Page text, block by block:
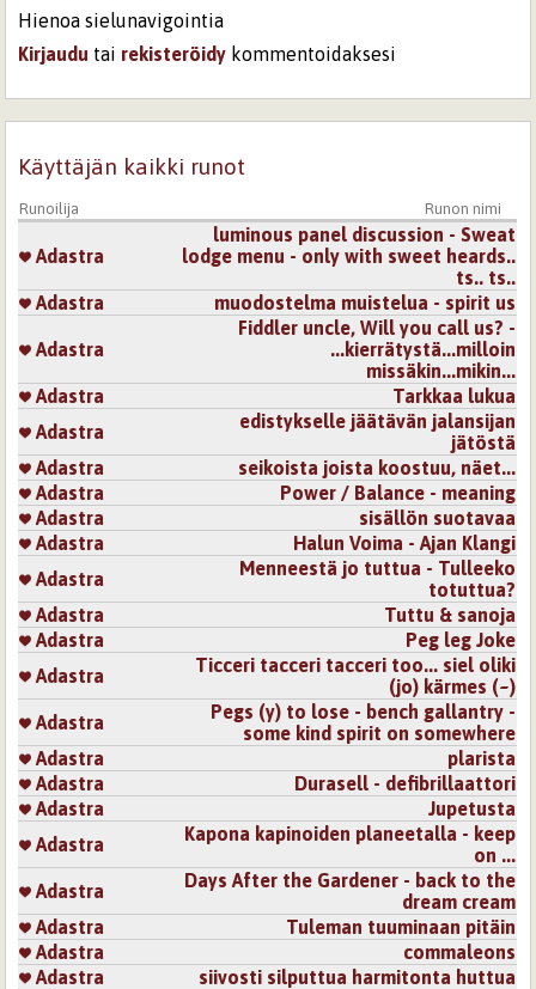
Hienoa sielunavigointia
Kirjaudu tai rekisteröidy kommentoidaksesi
Sivut
Käyttäjän kaikki runot
Runoilija Runon nimi
Adastra
luminous panel discussion - Sweat
lodge menu - only with sweet heards..
ts.. ts..
Adastra
muodostelma muistelua - spirit us
Adastra
Fiddler uncle, Will you call us? -
...kierrätystä...milloin
missäkin...mikin...
Adastra
Tarkkaa lukua
Adastra
edistykselle jäätävän jalansijan
jätöstä
Adastra
seikoista joista koostuu, näet...
Adastra
Power / Balance - meaning
Adastra
sisällön suotavaa
Adastra
Halun Voima - Ajan Klangi
Adastra
Menneestä jo tuttua - Tulleeko
totuttua?
Adastra
Tuttu & sanoja
Adastra
Peg leg Joke
Adastra
Ticceri tacceri tacceri too... siel oliki
(jo) kärmes (~)
Adastra
Pegs (y) to lose - bench gallantry -
some kind spirit on somewhere
Adastra
plarista
Adastra
Durasell - defibrillaattori
Adastra
Jupetusta
Adastra
Kapona kapinoiden planeetalla - keep
on ...
Adastra
Days After the Gardener - back to the
dream cream
Adastra
Tuleman tuuminaan pitäin
Adastra
commaleons
Adastra
siivosti silputtua harmitonta huttua